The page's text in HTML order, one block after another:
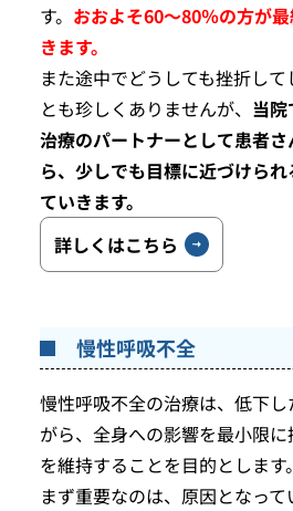
す。 おおよそ60～80％の方が
きます。
また途中でどうしても挫折し
とも珍しくありませんが、 当院
治療のパートナーとして患者
ら、少しでも目標に近づけら
ていきます。
詳しくはこちら
慢性呼吸不全
慢性呼吸不全の治療は、低下
がら、全身への影響を最小限
を維持することを目的とします。
まず重要なのは、原因となっ